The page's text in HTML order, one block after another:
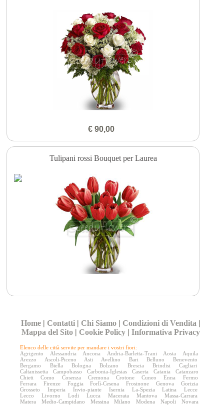
€ 90,00
Tulipani rossi Bouquet per Laurea
Home | Contatti | Chi Siamo | Condizioni di Vendita |
Mappa del Sito | Cookie Policy |Informativa Privacy
Elenco delle città servite per mandare i vostri fiori:
Agrigento
Alessandria Ancona Andria-Barletta-Trani Aosta
Aquila
Arezzo
Ascoli-Piceno Asti Avellino Bari Belluno
Benevento
Bergamo
Biella Bologna Bolzano Brescia Brindisi
Cagliari
Caltanissetta
Campobasso Carbonia-Iglesias Caserta Catania
Catanzaro
Chieti
Como Cosenza Cremona Crotone Cuneo Enna
Fermo
Ferrara
Firenze Foggia Forlì-Cesena Frosinone Genova
Gorizia
Grosseto
Imperia Invio-piante Isernia La-Spezia Latina
Lecce
Lecco
Livorno Lodi Lucca Macerata Mantova
Massa-Carrara
Matera
Medio-Campidano Messina Milano Modena Napoli
Novara